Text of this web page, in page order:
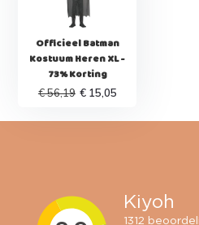
Officieel Batman
Kostuum Heren XL -
73% Korting
€ 56,19 € 15,05